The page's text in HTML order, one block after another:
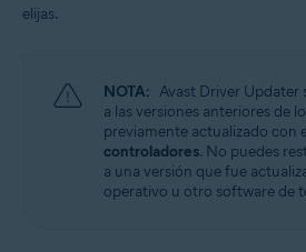
elijas.
NOTA: Avast Driver Updater
a las versiones anteriores de
previamente actualizado con
controladores. No puedes
a una versión que fue
operativo u otro software de